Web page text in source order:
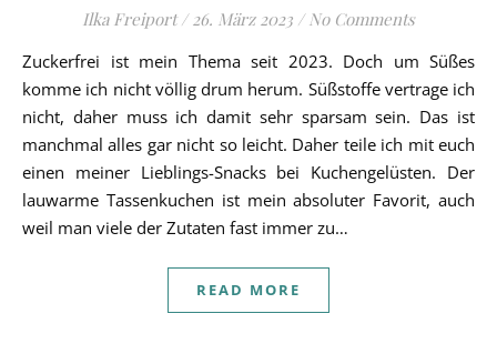
Ilka Freiport / 26. März 2023 / No Comments
Zuckerfrei ist mein Thema seit 2023. Doch um Süßes
komme ich nicht völlig drum herum. Süßstoffe vertrage ich
nicht, daher muss ich damit sehr sparsam sein. Das ist
manchmal alles gar nicht so leicht. Daher teile ich mit euch
einen meiner Lieblings-Snacks bei Kuchengelüsten. Der
lauwarme Tassenkuchen ist mein absoluter Favorit, auch
weil man viele der Zutaten fast immer zu…
READ MORE